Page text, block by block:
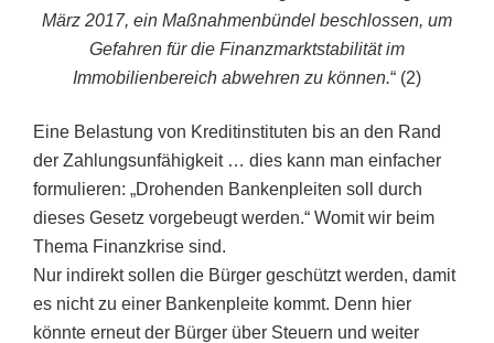
März 2017, ein Maßnahmenbündel beschlossen, um
Gefahren für die Finanzmarktstabilität im
Immobilienbereich abwehren zu können.“ (2)
Eine Belastung von Kreditinstituten bis an den Rand
der Zahlungsunfähigkeit … dies kann man einfacher
formulieren: „Drohenden Bankenpleiten soll durch
dieses Gesetz vorgebeugt werden.“ Womit wir beim
Thema Finanzkrise sind.
Nur indirekt sollen die Bürger geschützt werden, damit
es nicht zu einer Bankenpleite kommt. Denn hier
könnte erneut der Bürger über Steuern und weiter